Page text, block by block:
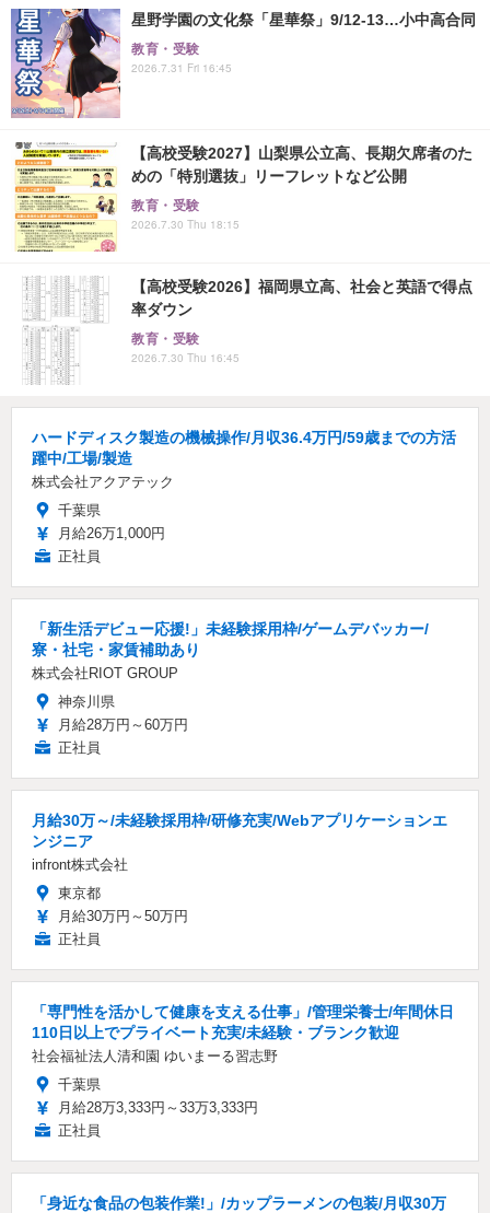
星野学園の文化祭「星華祭」9/12-13…小中高合同
教育・受験
2026.7.31 Fri 16:45
【高校受験2027】山梨県公立高、長期欠席者のた
めの「特別選抜」リーフレットなど公開
教育・受験
2026.7.30 Thu 18:15
【高校受験2026】福岡県立高、社会と英語で得点
率ダウン
教育・受験
2026.7.30 Thu 16:45
ハードディスク製造の機械操作/月収36.4万円/59歳までの方活
躍中/工場/製造
株式会社アクアテック
千葉県
月給26万1,000円
正社員
「新生活デビュー応援!」未経験採用枠/ゲームデバッカー/
寮・社宅・家賃補助あり
株式会社RIOT GROUP
神奈川県
月給28万円～60万円
正社員
月給30万～/未経験採用枠/研修充実/Webアプリケーションエ
ンジニア
infront株式会社
東京都
月給30万円～50万円
正社員
「専門性を活かして健康を支える仕事」/管理栄養士/年間休日
110日以上でプライベート充実/未経験・ブランク歓迎
社会福祉法人清和園 ゆいまーる習志野
千葉県
月給28万3,333円～33万3,333円
正社員
「身近な食品の包装作業!」/カップラーメンの包装/月収30万